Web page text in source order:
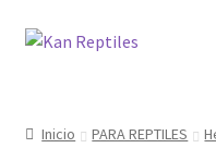
Ir
Ir
Inicio PARA REPTILES